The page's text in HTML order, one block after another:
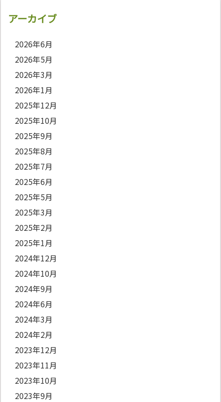
アーカイブ
2026年6月
2026年5月
2026年3月
2026年1月
2025年12月
2025年10月
2025年9月
2025年8月
2025年7月
2025年6月
2025年5月
2025年3月
2025年2月
2025年1月
2024年12月
2024年10月
2024年9月
2024年6月
2024年3月
2024年2月
2023年12月
2023年11月
2023年10月
2023年9月